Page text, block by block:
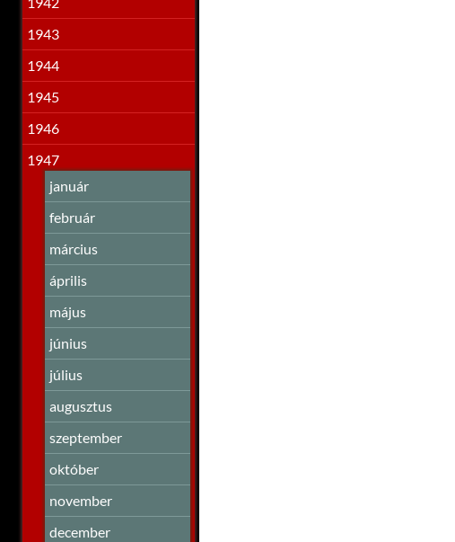
1943
1944
1945
1946
1947
január
február
március
április
május
június
július
augusztus
szeptember
október
november
december